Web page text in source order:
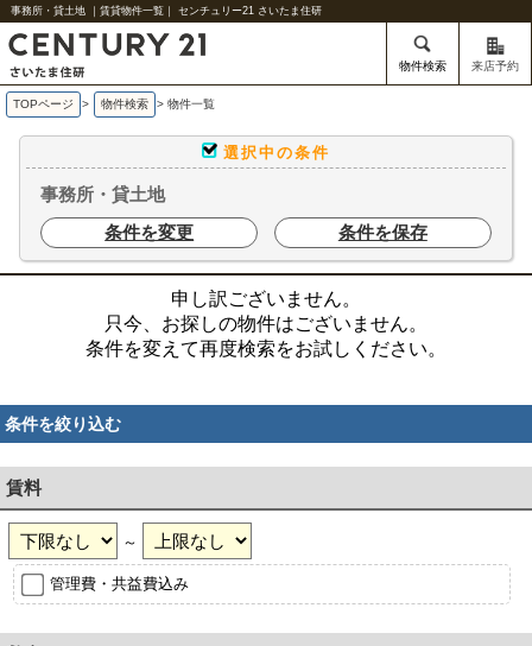
事務所・貸土地 ｜賃貸物件一覧｜ センチュリー21 さいたま住研
物件検索 来店予約
TOPページ > 物件検索 > 物件一覧
選択中の条件
事務所・貸土地
条件を変更
条件を保存
申し訳ございません。
只今、お探しの物件はございません。
条件を変えて再度検索をお試しください。
条件を絞り込む
賃料
～
管理費・共益費込み